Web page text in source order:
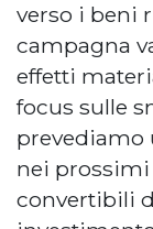
verso i beni
campagna
effetti
focus sulle
prevediamo
nei
convertibili